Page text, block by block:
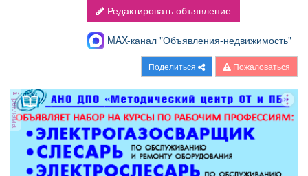
Редактировать объявление
MAX-канал "Объявления-недвижимость"
Поделиться Пожаловаться
реклама